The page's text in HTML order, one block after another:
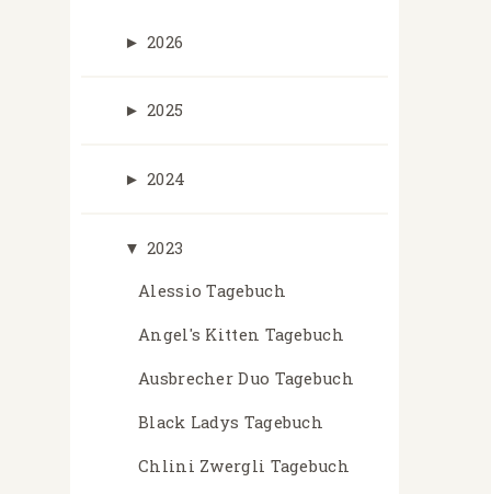
► 2026
► 2025
► 2024
▼ 2023
Alessio Tagebuch
Angel's Kitten Tagebuch
Ausbrecher Duo Tagebuch
Black Ladys Tagebuch
Chlini Zwergli Tagebuch